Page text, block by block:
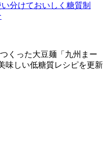
分けておいしく糖質制
くった大豆麺「九州まー
味しい低糖質レシピを更新